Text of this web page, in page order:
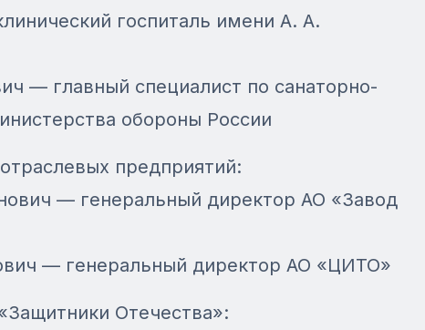
госпиталь имени А. А.
— главный специалист по санаторно-
обороны России
предприятий:
— генеральный директор АО «Завод
— генеральный директор АО «ЦИТО»
Отечества»: